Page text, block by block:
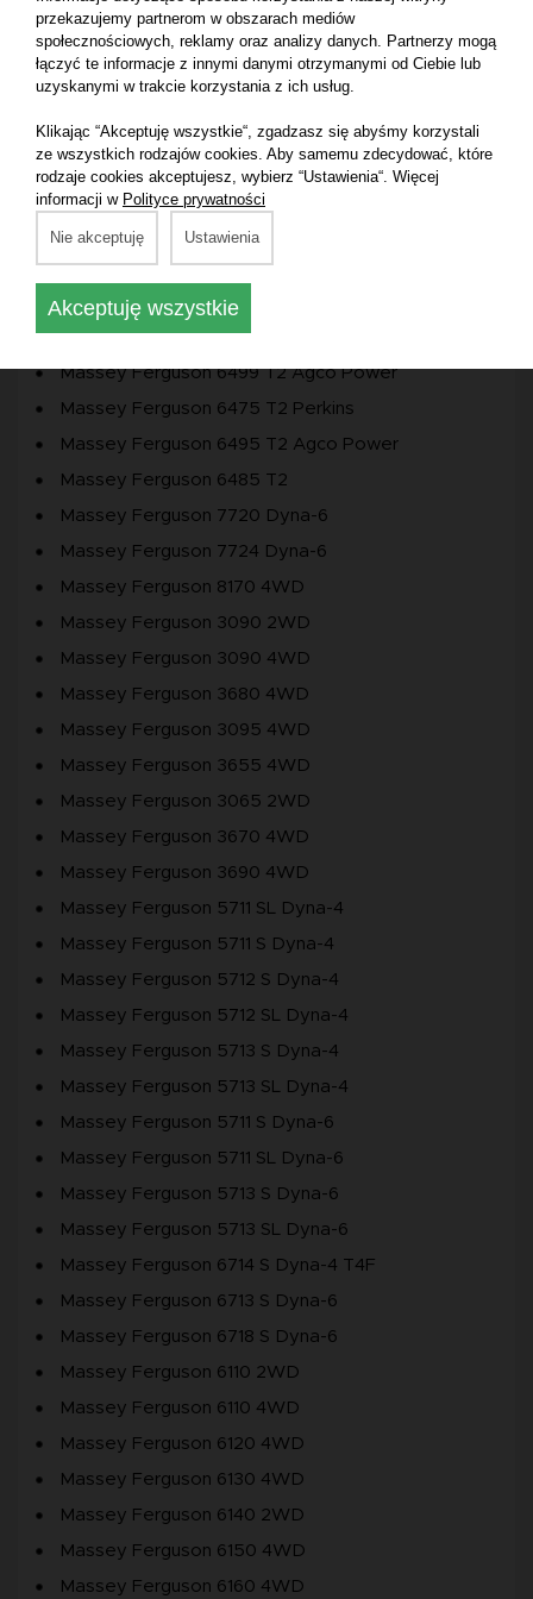
Massey Ferguson 6713 S Dyna-4
Massey Ferguson 6715 S Dyna-4 T4F
Massey Ferguson 6714 S Dyna-6
Massey Ferguson 6714 S Dyna-6 T4F
Massey Ferguson 6715 S Dyna-6 T4F
Massey Ferguson 6716 S Dyna-6 T4F
Massey Ferguson 5445
Massey Ferguson 5455
Massey Ferguson 5460
Massey Ferguson 6497 T2 Agco Power
Massey Ferguson 6499 T2 Agco Power
Massey Ferguson 6475 T2 Perkins
Massey Ferguson 6495 T2 Agco Power
Massey Ferguson 6485 T2
Massey Ferguson 7720 Dyna-6
Massey Ferguson 7724 Dyna-6
Massey Ferguson 8170 4WD
Massey Ferguson 3090 2WD
Massey Ferguson 3090 4WD
Massey Ferguson 3680 4WD
Massey Ferguson 3095 4WD
Massey Ferguson 3655 4WD
Massey Ferguson 3065 2WD
Massey Ferguson 3670 4WD
Massey Ferguson 3690 4WD
Massey Ferguson 5711 SL Dyna-4
Massey Ferguson 5711 S Dyna-4
Massey Ferguson 5712 S Dyna-4
Massey Ferguson 5712 SL Dyna-4
Massey Ferguson 5713 S Dyna-4
Massey Ferguson 5713 SL Dyna-4
Massey Ferguson 5711 S Dyna-6
Massey Ferguson 5711 SL Dyna-6
Massey Ferguson 5713 S Dyna-6
Massey Ferguson 5713 SL Dyna-6
Massey Ferguson 6714 S Dyna-4 T4F
Massey Ferguson 6713 S Dyna-6
Massey Ferguson 6718 S Dyna-6
Massey Ferguson 6110 2WD
Massey Ferguson 6110 4WD
Massey Ferguson 6120 4WD
Massey Ferguson 6130 4WD
Massey Ferguson 6140 2WD
Massey Ferguson 6150 4WD
Massey Ferguson 6160 4WD
przekazujemy partnerom w obszarach mediów
społecznościowych, reklamy oraz analizy danych. Partnerzy mogą
łączyć te informacje z innymi danymi otrzymanymi od Ciebie lub
uzyskanymi w trakcie korzystania z ich usług.
Klikając “Akceptuję wszystkie“, zgadzasz się abyśmy korzystali
ze wszystkich rodzajów cookies. Aby samemu zdecydować, które
rodzaje cookies akceptujesz, wybierz “Ustawienia“. Więcej
informacji w Polityce prywatności
Nie akceptuję Ustawienia
Akceptuję wszystkie